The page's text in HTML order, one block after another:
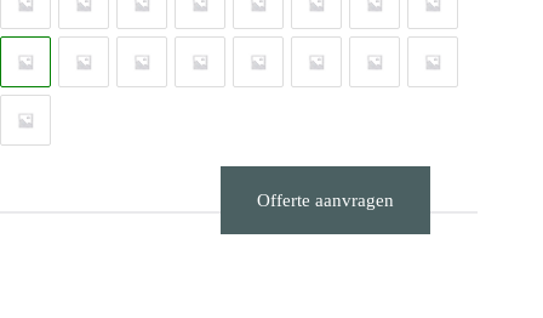
Offerte aanvragen